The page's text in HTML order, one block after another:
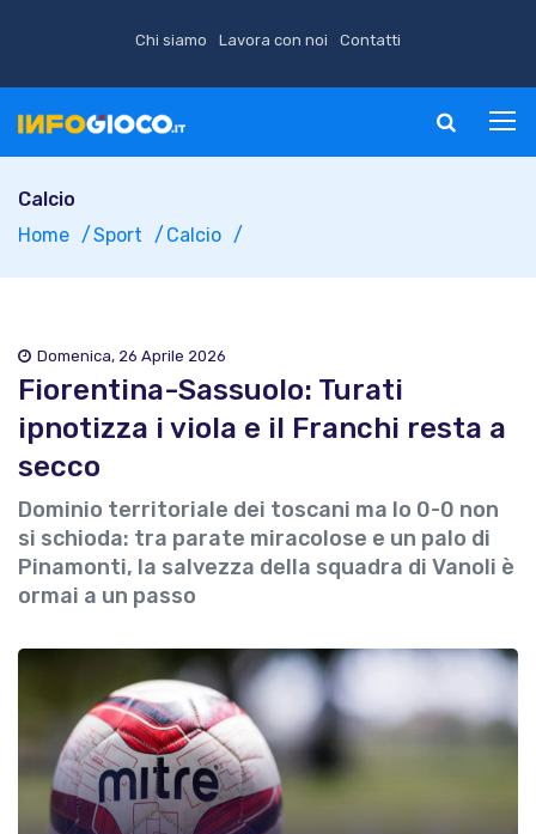
Chi siamo Lavora con noi Contatti
Calcio
Home
Sport Calcio
Domenica, 26 Aprile 2026
Fiorentina-Sassuolo: Turati
ipnotizza i viola e il Franchi resta a
secco
Dominio territoriale dei toscani ma lo 0-0 non
si schioda: tra parate miracolose e un palo di
Pinamonti, la salvezza della squadra di Vanoli è
ormai a un passo